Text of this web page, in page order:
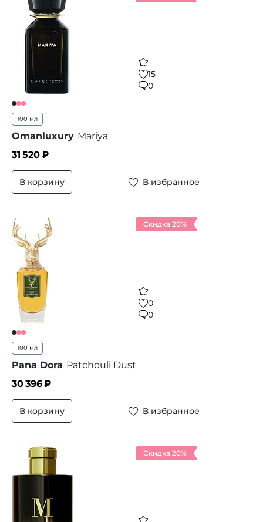
15
0
100 мл
Omanluxury Mariya
31 520₽
В корзину В избранное
Скидка 20%
0
0
100 мл
Pana Dora Patchouli Dust
30 396₽
В корзину В избранное
Скидка 20%